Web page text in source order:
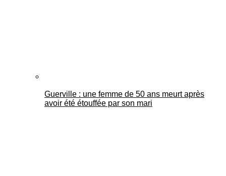
Guerville : une femme de 50 ans meurt après
avoir été étouffée par son mari